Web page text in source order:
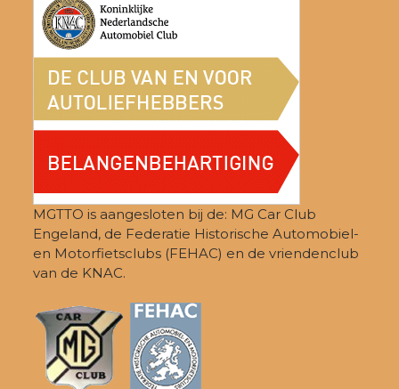
MGTTO is aangesloten bij de: MG Car Club
Engeland, de Federatie Historische Automobiel-
en Motorfietsclubs (FEHAC) en de vriendenclub
van de KNAC.